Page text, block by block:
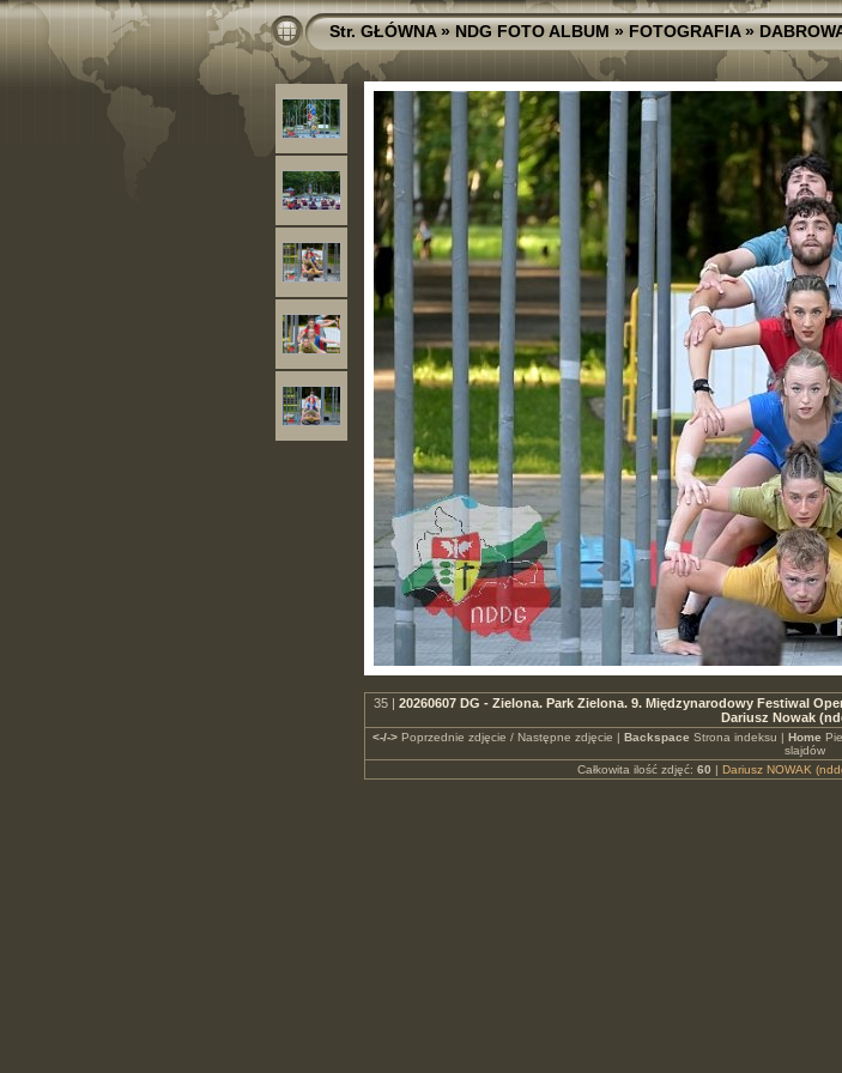
Str. GŁÓWNA»NDG FOTO ALBUM»FOTOGRAFIA»
35 | 20260607 DG - Zielona. Park Zielona. 9. Międzynarodowy Festiwal
Dariusz Nowak
<-/->Poprzednie zdjęcie / Następne zdjęcie | Backspace Strona indeksu | Home
slajdów
Całkowita ilość zdjęć: 60 | Dariusz NOWAK